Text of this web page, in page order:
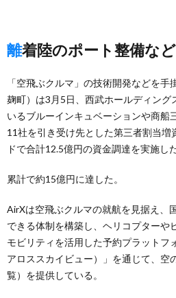
離着陸のポート整備な
「空飛ぶクルマ」の技術開発などを
麹町）は3月5日、西武ホールディング
いるブルーインキュベーションや商船
11社を引き受け先とした第三者割当増
ドで合計12.5億円の資金調達を実施し
累計で約15億円に達した。
AirXは空飛ぶクルマの就航を見据え、
できる体制を構築し、ヘリコプターや
モビリティを活用した予約プラットフ
アロススカイビュー）」を通じて、空
覧）を提供している。